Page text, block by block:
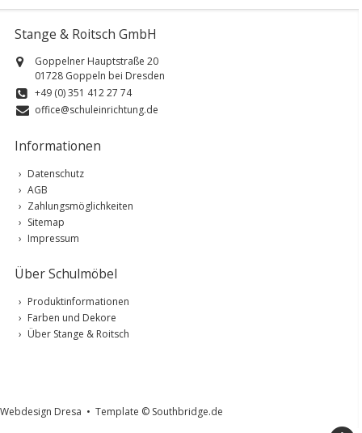
Stange & Roitsch GmbH
Goppelner Hauptstraße 20
01728 Goppeln bei Dresden
+49 (0) 351 412 27 74
office@schuleinrichtung.de
Informationen
Datenschutz
AGB
Zahlungsmöglichkeiten
Sitemap
Impressum
Über Schulmöbel
Produktinformationen
Farben und Dekore
Über Stange & Roitsch
Webdesign Dresa • Template © Southbridge.de